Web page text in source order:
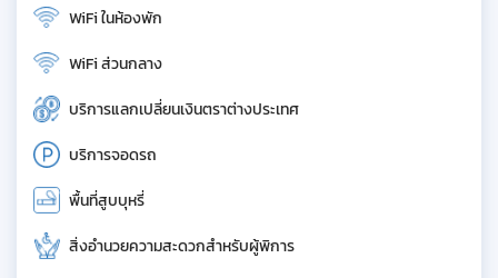
WiFi ในห้องพัก
WiFi ส่วนกลาง
บริการแลกเปลี่ยนเงินตราต่างประเทศ
บริการจอดรถ
พื้นที่สูบบุหรี่
สิ่งอำนวยความสะดวกสำหรับผู้พิการ